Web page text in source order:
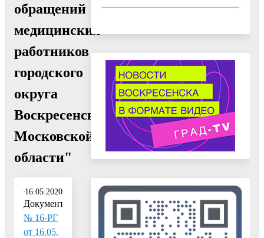
обращений
медицинских
работников
городского
округа
Воскресенск
Московской
области"
16.05.2020
Документ:
№ 16-РГ
от 16.05.